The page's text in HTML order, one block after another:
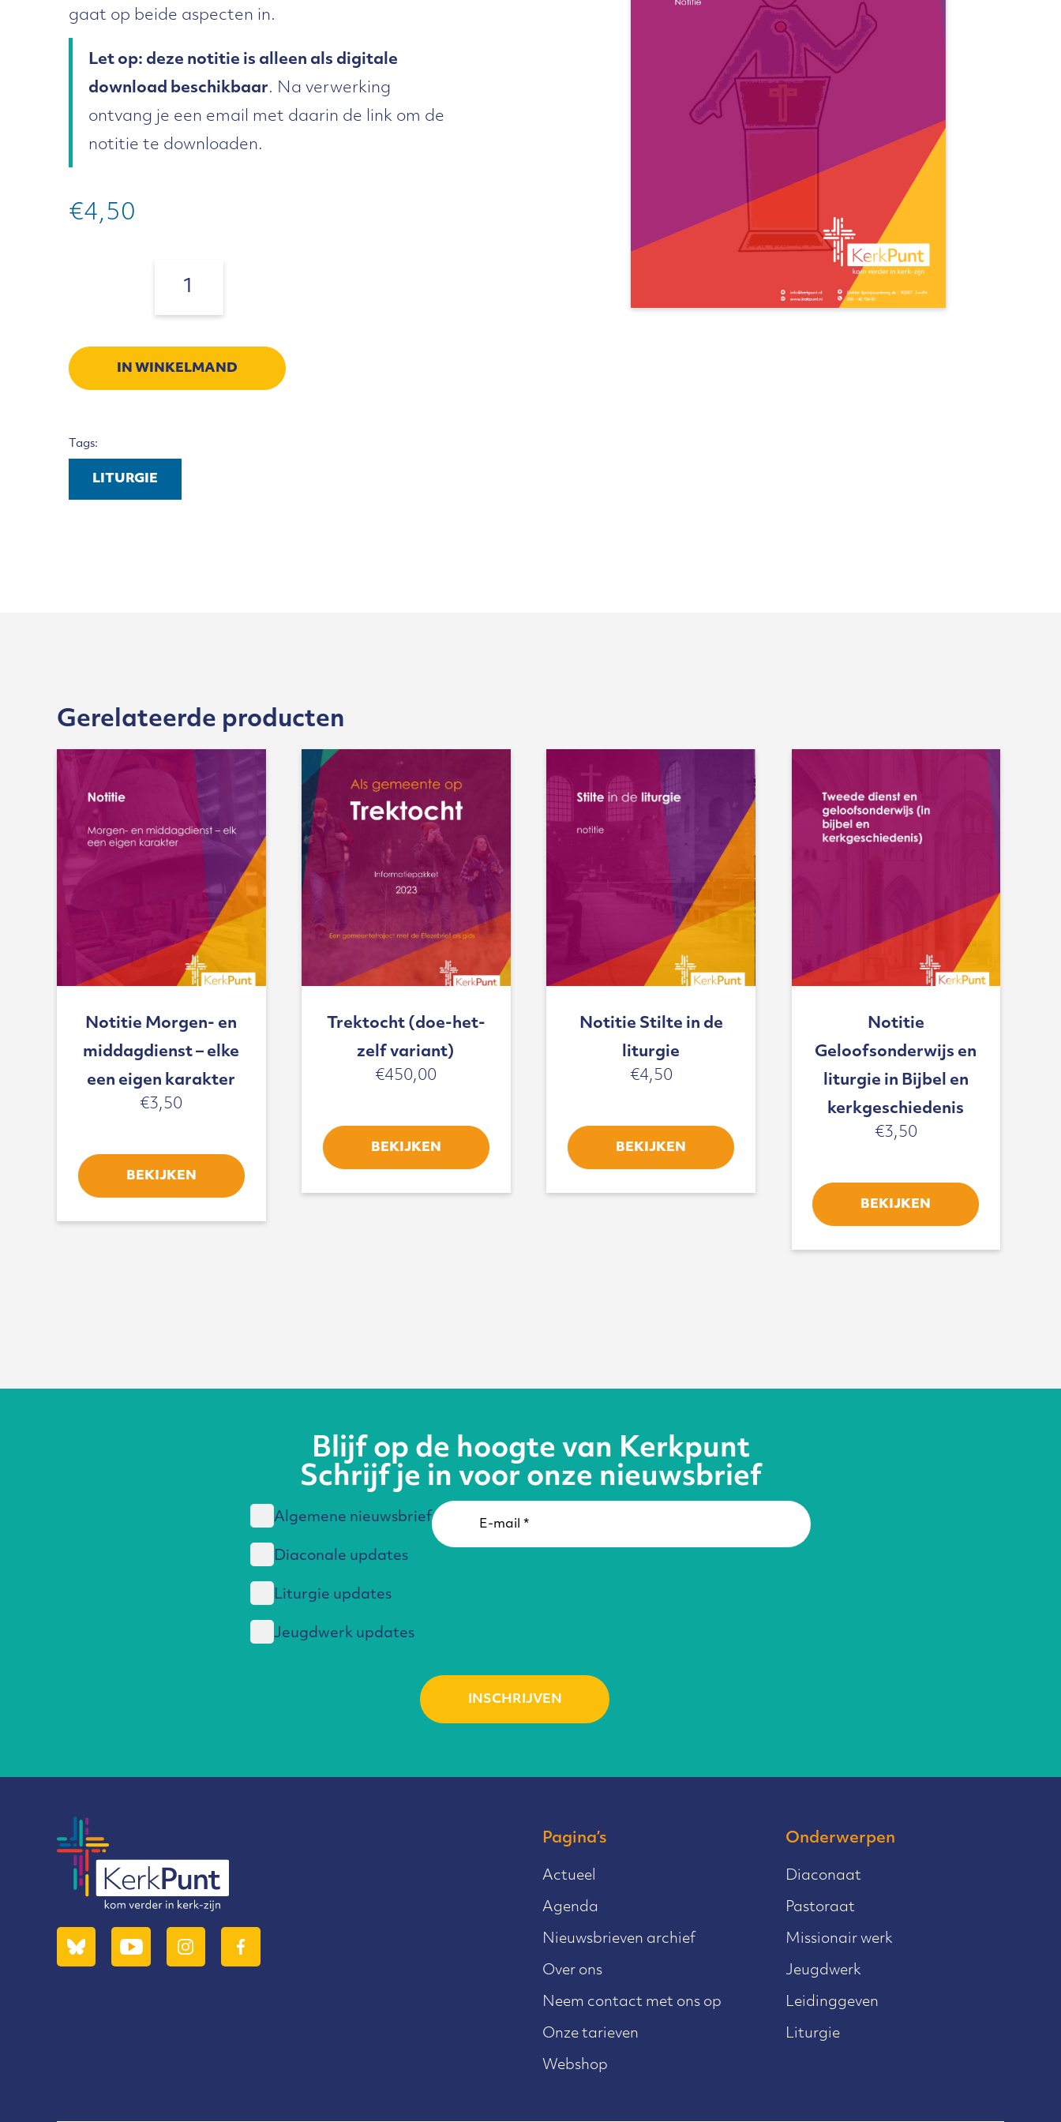
gaat op beide aspecten in.
Let op: deze notitie is alleen als digitale
download beschikbaar. Na verwerking
ontvang je een email met daarin de link om de
notitie te downloaden.
€4,50
preeklezer
IN WINKELMAND
Tags:
LITURGIE
Gerelateerde producten
Notitie Morgen- en
middagdienst – elke
een eigen karakter
€3,50
BEKIJKEN
Trektocht (doe-het-
zelf variant)
€450,00
BEKIJKEN
Notitie Stilte in de
liturgie
€4,50
BEKIJKEN
Notitie
Geloofsonderwijs en
liturgie in Bijbel en
kerkgeschiedenis
€3,50
BEKIJKEN
Blijf op de hoogte van Kerkpunt
Schrijf je in voor onze nieuwsbrief
Algemene nieuwsbrief
Diaconale updates
Liturgie updates
Jeugdwerk updates
Pagina’s
Actueel
Agenda
Nieuwsbrieven archief
Over ons
Neem contact met ons op
Onze tarieven
Webshop
Onderwerpen
Diaconaat
Pastoraat
Missionair werk
Jeugdwerk
Leidinggeven
Liturgie